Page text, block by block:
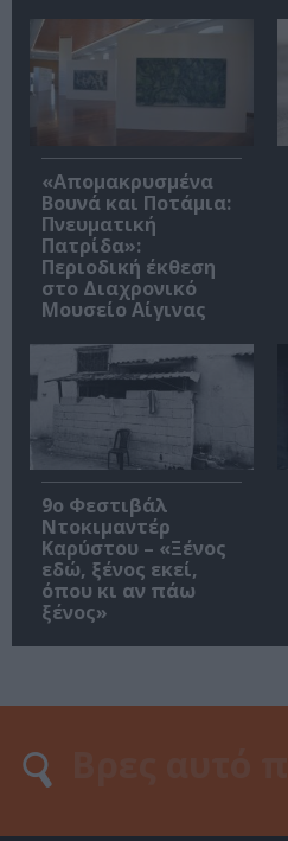
«Απομακρυσμένα
Βουνά και Ποτάμια:
Πνευματική
Πατρίδα»:
Περιοδική έκθεση
στο Διαχρονικό
Μουσείο Αίγινας
9ο Φεστιβάλ
Ντοκιμαντέρ
Καρύστου – «Ξένος
εδώ, ξένος εκεί,
όπου κι αν πάω
ξένος»